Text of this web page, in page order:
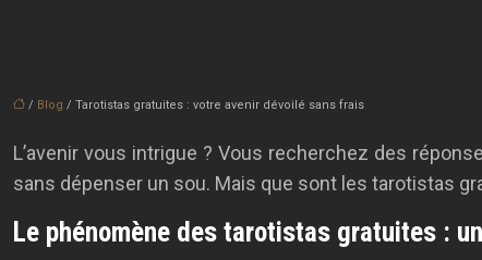
/ Blog / Tarotistas gratuites : votre avenir dévoilé sans frais
L’avenir vous intrigue ? Vous recherchez des
sans dépenser un sou. Mais que sont les tarotistas
Le phénomène des tarotistas gratuites :